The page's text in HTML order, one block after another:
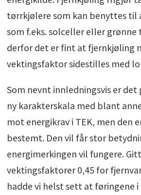
tørrkjølere som kan benyttes til
som f.eks. solceller eller grønne
derfor det er fint at fjernkjøling
vektingsfaktor sidestilles med
Som nevnt innledningsvis er
ny karakterskala med blant
mot energikrav i TEK, men den
bestemt. Den vil får stor
energimerkingen vil fungere. Gitt
vektingsfaktorer 0,45 for
hadde vi helst sett at føringene i